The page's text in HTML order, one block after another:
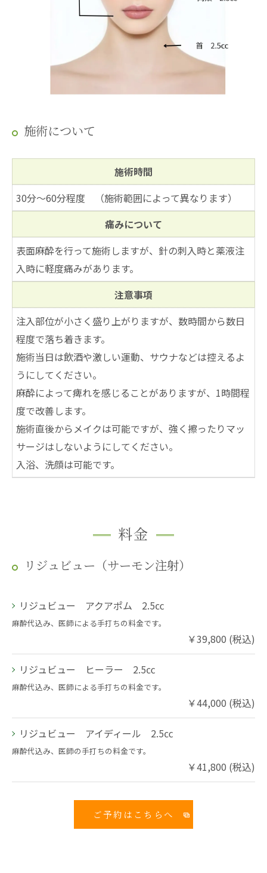
施術について
施術時間
30分～60分程度 （施術範囲によって異なります）
痛みについて
表面麻酔を行って施術しますが、針の刺入時と薬液注
入時に軽度痛みがあります。
注意事項
注入部位が小さく盛り上がりますが、数時間から数日
程度で落ち着きます。
施術当日は飲酒や激しい運動、サウナなどは控えるよ
うにしてください。
麻酔によって痺れを感じることがありますが、1時間程
度で改善します。
施術直後からメイクは可能ですが、強く擦ったりマッ
サージはしないようにしてください。
入浴、洗顔は可能です。
料金
リジュビュー（サーモン注射）
リジュビュー アクアポム 2.5㏄
麻酔代込み、医師による手打ちの料金です。
￥39,800 (税込)
リジュビュー ヒーラー 2.5㏄
麻酔代込み、医師による手打ちの料金です。
￥44,000 (税込)
リジュビュー アイディール 2.5㏄
麻酔代込み、医師の手打ちの料金です。
￥41,800 (税込)
ご予約はこちらへ